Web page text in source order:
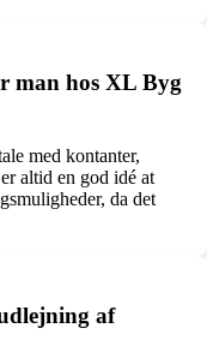
man hos XL Byg
med kontanter,
altid en god idé at
da det
af